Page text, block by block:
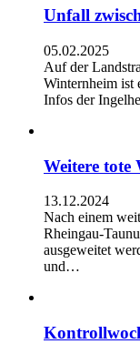
Unfall
05.02.2025
Auf der
Winternheim ist
Infos der
Weitere tote
13.12.2024
Nach einem
Rheingau-
ausgeweitet
und…